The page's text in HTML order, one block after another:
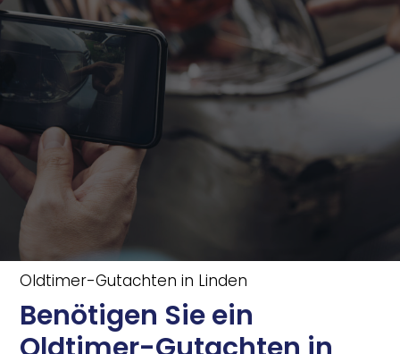
Oldtimer-Gutachten in Linden
Benötigen Sie ein